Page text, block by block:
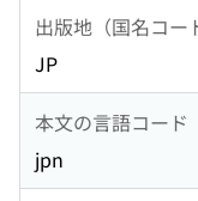
出版地（国名コー
JP
本文の言語コード
jpn